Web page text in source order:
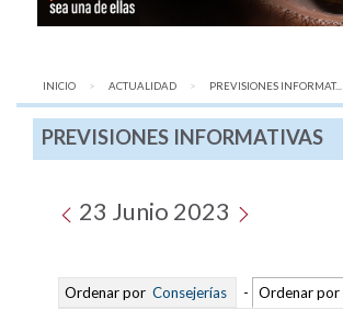
INICIO ACTUALIDAD AQUÍ:
PREVISIONES INFORMAT...
PREVISIONES INFORMATIVAS
23 Junio 2023
Ordenar por Consejerías - Ordenar por